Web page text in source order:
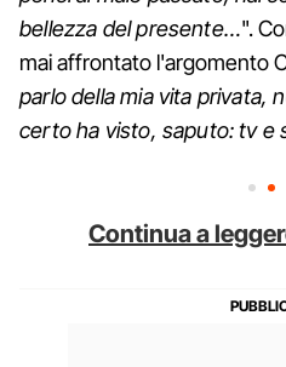
bellezza del presente…".
mai affrontato l'argomento
parlo della mia vita privata,
certo ha visto, saputo: tv e
Continua a